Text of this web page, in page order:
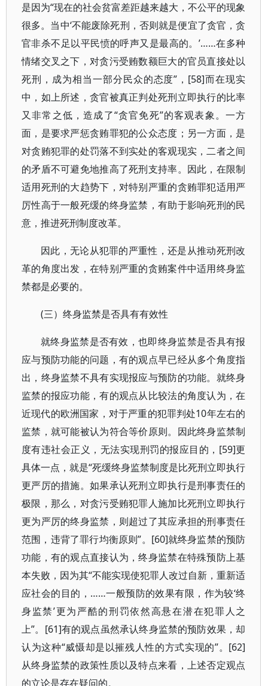
是因为“现在的社会贫富差距越来越大，不公平的现象
很多。当中‘不能废除死刑，否则就是便宜了贪官，贪
官非杀不足以平民愤的呼声又是最高的。’……在多种
情绪交叉之下，对贪污受贿数额巨大的官员直接处以
死刑，成为相当一部分民众的态度”，[58]而在现实
中，如上所述，贪官被真正判处死刑立即执行的比率
又非常之低，造成了“贪官免死”的客观表象。一方
面，是要求严惩贪贿罪犯的公众态度；另一方面，是
对贪贿犯罪的处罚落不到实处的客观现实，二者之间
的矛盾不可避免地推高了死刑支持率。因此，在限制
适用死刑的大趋势下，对特别严重的贪贿罪犯适用严
厉性高于一般死缓的终身监禁，有助于影响死刑的民
意，推进死刑制度改革。
因此，无论从犯罪的严重性，还是从推动死刑改
革的角度出发，在特别严重的贪贿案件中适用终身监
禁都是必要的。
(三）终身监禁是否具有有效性
就终身监禁是否有效，也即终身监禁是否具有报
应与预防功能的问题，有的观点早已经从多个角度指
出，终身监禁不具有实现报应与预防的功能。就终身
监禁的报应功能，有的观点从比较法的角度认为，在
近现代的欧洲国家，对于严重的犯罪判处10年左右的
监禁，就可能被认为符合等价原则。因此终身监禁制
度有违社会正义，无法实现刑罚的报应目的，[59]更
具体一点，就是“死缓终身监禁制度是比死刑立即执行
更严厉的措施。如果承认死刑立即执行是刑事责任的
极限，那么，对贪污受贿犯罪人施加比死刑立即执行
更为严厉的终身监禁，则超过了其应承担的刑事责任
范围，违背了罪行均衡原则”。[60]就终身监禁的预防
功能，有的观点直接认为，终身监禁在特殊预防上基
本失败，因为其“不能实现使犯罪人改过自新，重新适
应社会的目的，……一般预防的效果有限，作为较‘终
身监禁’更为严酷的刑罚依然高悬在潜在犯罪人之
上”。[61]有的观点虽然承认终身监禁的预防效果，却
认为这种“威慑却是以摧残人性的方式实现的”。[62]
从终身监禁的政策性质以及特点来看，上述否定观点
的立论是存在疑问的。